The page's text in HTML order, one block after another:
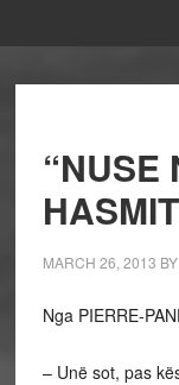
“NUSE
MARCH 26, 2013 BY
Nga PIERRE-
– Unë sot, pas